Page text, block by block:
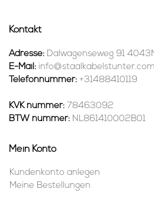
Kontakt
Adresse: Dalwagenseweg 91
E-Mail: info@staalkabelstunter.com
Telefonnummer: +31488410119
KVK nummer: 78463092
BTW nummer: NL861410002B01
Mein Konto
Kundenkonto anlegen
Meine Bestellungen